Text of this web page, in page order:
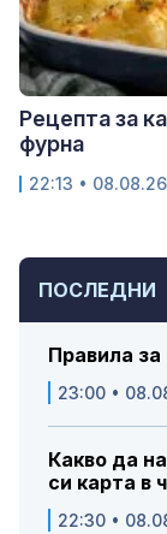
ПОСЛЕДНИ
Правила
23:00 •
Какво да
си карта в
22:30 •
Рецепта за
фурна
22:13 • 08.08.26